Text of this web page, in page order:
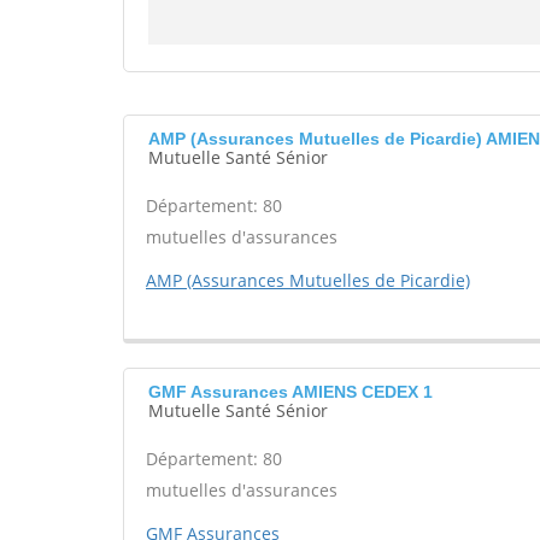
AMP (Assurances Mutuelles de Picardie)
Mutuelle Santé Sénior
Département: 80
mutuelles d'assurances
AMP (Assurances Mutuelles de Picardie)
GMF Assurances AMIENS CEDEX 1
Mutuelle Santé Sénior
Département: 80
mutuelles d'assurances
GMF Assurances